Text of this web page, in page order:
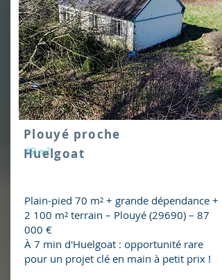
Plouyé proche
Huelgoat
69 m²
Plain-pied 70 m² + grande dépendance +
2 100 m² terrain – Plouyé (29690) – 87
000 €
À 7 min d'Huelgoat : opportunité rare
pour un projet clé en main à petit prix !